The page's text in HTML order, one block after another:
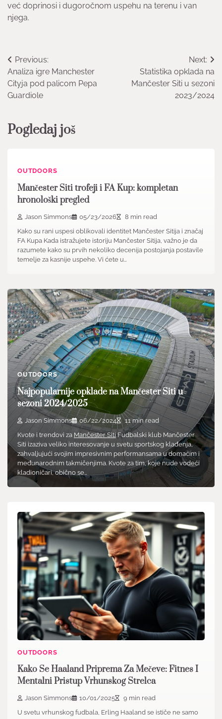
već doprinosi i dugoročnom uspehu na terenu i van
njega.
Post
navigation
Previous:
Analiza igre Manchester
Cityja pod palicom Pepa
Guardiole
Next:
Statistika opklada na
Mančester Siti u sezoni
2023/2024
Pogledaj još
OUTDOORS
Mančester Siti trofeji i FA Kup: kompletan
hronološki pregled
Jason Simmons 05/23/2026
8 min read
Kako su rani uspesi oblikovali identitet Mančester Sitija i značaj
FA Kupa Kada istražujete istoriju Mančester Sitija, važno je da
razumete kako su prvih nekoliko decenija postojanja postavile
temelje za kasnije uspehe. Vi ćete u…
OUTDOORS
Najpopularnije opklade na Mančester Siti u
sezoni 2024/2025
Jason Simmons 06/22/2024
11 min read
Kvote i trendovi za Mančester SitiFudbalski klub Mančester
Siti izaziva veliko interesovanje u svetu sportskog klađenja,
zahvaljujući svojim impresivnim performansama u domaćim i
međunarodnim takmičenjima. Kvote za tim, koje nude vodeći
kladioničari, obično se…
OUTDOORS
Kako Se Haaland Priprema Za Mečeve: Fitnes I
Mentalni Pristup Vrhunskog Strelca
Jason Simmons 10/01/2025
9 min read
U svetu vrhunskog fudbala, Erling Haaland se ističe ne samo